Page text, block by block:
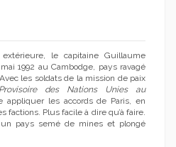
le capitaine Guillaume
1992 au Cambodge, pays ravagé
les soldats de la mission de paix
des Nations Unies au
appliquer les accords de Paris, en
factions. Plus facile à dire qu’à faire.
pays semé de mines et plongé